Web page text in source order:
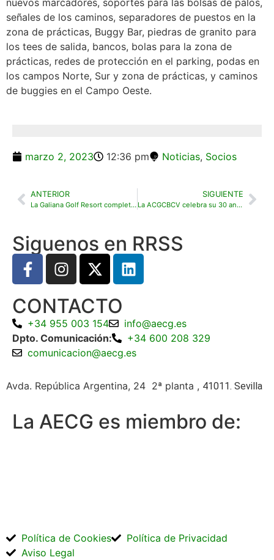
señales de los caminos, separadores de puestos en la
zona de prácticas, Buggy Bar, piedras de granito para
los tees de salida, bancos, bolas para la zona de
prácticas, redes de protección en el parking, podas en
los campos Norte, Sur y zona de prácticas, y caminos
de buggies en el Campo Oeste.
marzo 2, 2023 12:36 pm Noticias, Socios
ANTERIOR
La Galiana Golf Resort completa sus instalaciones con una planta de energía renovable fotovoltaica
SIGUIENTE
La ACGCBCV celebra su 30 aniversario como la asociación de campos de golf más antigua de España
Siguenos en RRSS
CONTACTO
+34 955 003 154
info@aecg.es
Dpto. Comunicación:
+34 600 208 329
comunicacion@aecg.es
Avda. República Argentina, 24 2ª planta , 41011. Sevilla
La AECG es miembro de:
Política de Cookies
Política de Privacidad
Aviso Legal